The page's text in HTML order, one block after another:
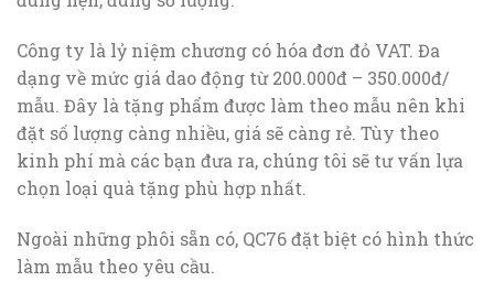
Công ty là lỷ niệm chương có hóa đơn đỏ VAT. Đa
dạng về mức giá dao động từ 200.000đ – 350.000đ/
mẫu. Đây là tặng phẩm được làm theo mẫu nên khi
đặt số lượng càng nhiều, giá sẽ càng rẻ. Tùy theo
kinh phí mà các bạn đưa ra, chúng tôi sẽ tư vấn lựa
chọn loại quà tặng phù hợp nhất.
Ngoài những phôi sẵn có, QC76 đặt biệt có hình thức
làm mẫu theo yêu cầu.